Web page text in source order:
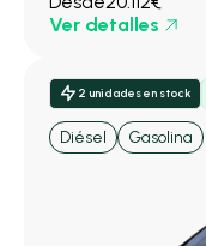
Ver detalles
2 unidades en stock
Diésel Gasolina